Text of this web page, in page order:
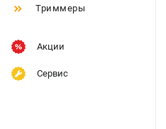
Триммеры
Акции
Сервис